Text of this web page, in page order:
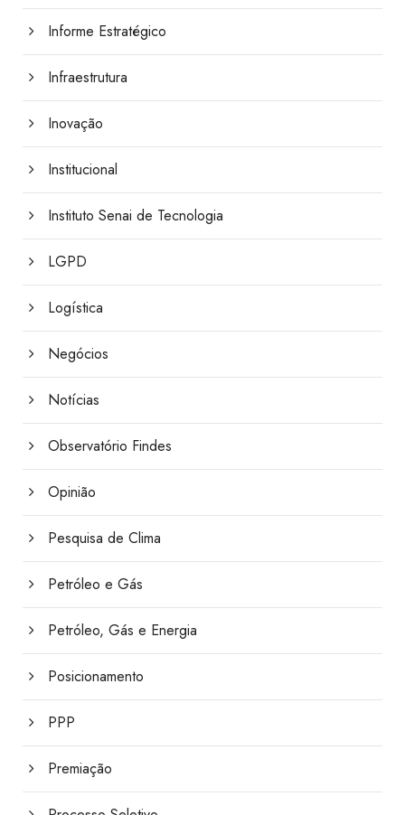
Informe Estratégico
Infraestrutura
Inovação
Institucional
Instituto Senai de Tecnologia
LGPD
Logística
Negócios
Notícias
Observatório Findes
Opinião
Pesquisa de Clima
Petróleo e Gás
Petróleo, Gás e Energia
Posicionamento
PPP
Premiação